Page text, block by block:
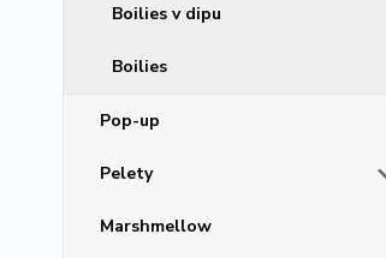
Boilies v dipu
Boilies
Pop-up
Pelety
Marshmellow